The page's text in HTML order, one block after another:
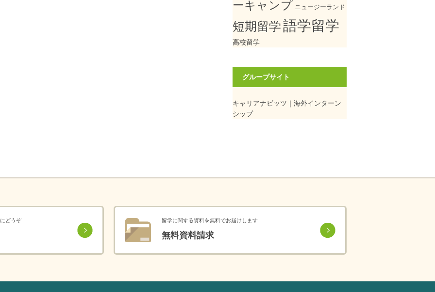
ーキャンプ ニュージーランド
短期留学語学留学
高校留学
グループサイト
キャリアナビッツ｜海外インターン
シップ
どうぞ 留学に関する資料を無料でお届けします
無料資料請求